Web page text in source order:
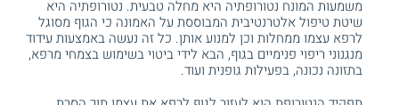
משמעות המונח נטורופתיה היא מחלה טבעית. נטורופתיה היא
שיטת טיפול אלטרנטיבית המבוססת על האמונה כי הגוף מסוגל
לרפא עצמו ממחלות וכן למנוע אותן. כל זה נעשה באמצעות עידוד
מנגנוני ריפוי פנימיים בגוף, הבא לידי ביטוי בשימוש בצמחי מרפא,
בתזונה נכונה, בפעילות גופנית ועוד.